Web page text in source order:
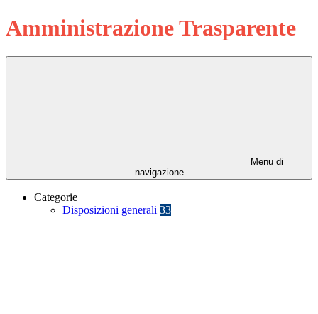
Amministrazione Trasparente
Menu di
navigazione
Categorie
Disposizioni generali 33